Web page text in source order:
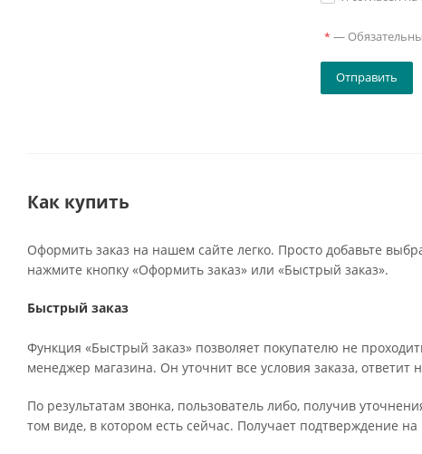
* —
Как купить
Оформить заказ на нашем сайте легко. Просто добавьте
нажмите кнопку «Оформить заказ» или «Быстрый заказ».
Быстрый заказ
Функция «Быстрый заказ» позволяет покупателю не
менеджер магазина. Он уточнит все условия заказа,
По результатам звонка, пользователь либо, получив
том виде, в котором есть сейчас. Получает подтверждение